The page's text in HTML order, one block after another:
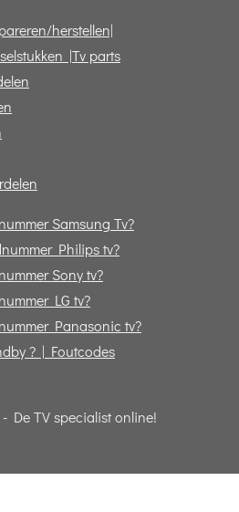
herstellen|
|Tv parts
Samsung Tv?
Philips tv?
Sony tv?
LG tv?
Panasonic tv?
? | Foutcodes
De TV specialist online!